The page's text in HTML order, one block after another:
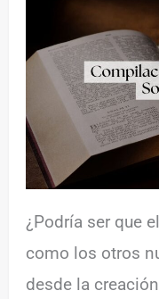
¿Podría ser que
como los otros
desde la